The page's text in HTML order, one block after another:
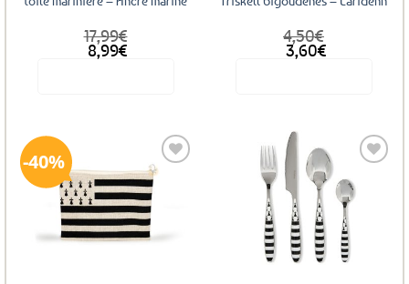
17,99€
Le
prix
8,99€
Le
prix
4,50€
Le
prix
3,60€
Le
prix
40%
Ajouter